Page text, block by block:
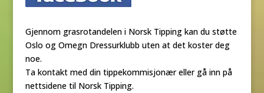
Gjennom grasrotandelen i Norsk Tipping kan du støtte
Oslo og Omegn Dressurklubb uten at det koster deg
noe.
Ta kontakt med din tippekommisjonær eller gå inn på
nettsidene til Norsk Tipping.